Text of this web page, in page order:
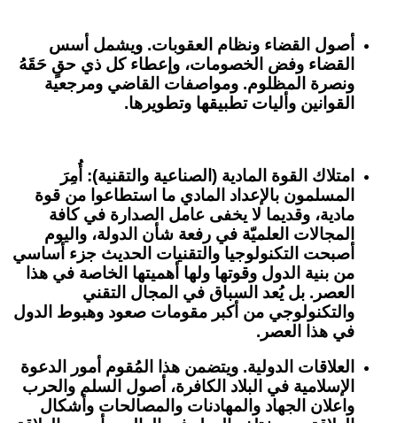
أصول القضاء ونظام العقوبات. ويشمل أسس
القضاء وفض الخصومات، وإعطاء كل ذي حقٍ حَقَهُ
ونصرة المظلوم. ومواصفات القاضي ومرجعية
القوانين وأليات تطبيقها وتطويرها.
امتلاك القوة المادية (الصناعية والتقنية): أُمِرَ
المسلمون بالإعداد المادي ما استطاعوا من قوة
مادية، وقديما لا يخفى عامل الصدارة في كافة
المجالات العلميّة في رفعة شأن الدولة، واليوم
أصبحت التكنولوجيا والتقنيات الحديث جزء أساسي
من بنية الدول وقوتها ولها أهميتها الخاصة في هذا
العصر. بل يُعد السباق في المجال التقني
والتكنولوجي من أكبر مقومات صعود وهبوط الدول
في هذا العصر.
العلاقات الدولية. ويتضمن هذا المُقوم أمور الدعوة
الإسلامية في البلاد الكافرة، أصول السلم والحرب
واعلان الجهاد والمهادنات والمصالحات وأشكال